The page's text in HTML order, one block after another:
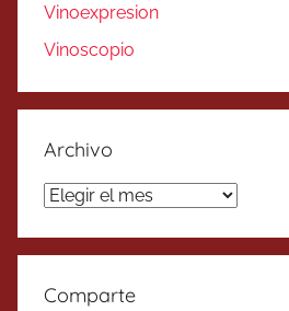
Vinoexpresion
Vinoscopio
Archivo
Archivo
Comparte